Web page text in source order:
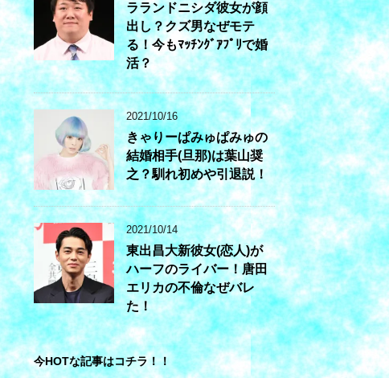
ラランドニシダ彼女が顔
出し？クズ男なぜモテ
る！今もﾏｯﾁﾝｸﾞｱﾌﾟﾘで婚
活？
2021/10/16
きゃりーぱみゅぱみゅの
結婚相手(旦那)は葉山奨
之？馴れ初めや引退説！
2021/10/14
東出昌大新彼女(恋人)が
ハーフのライバー！唐田
エリカの不倫なぜバレ
た！
今HOTな記事はコチラ！！